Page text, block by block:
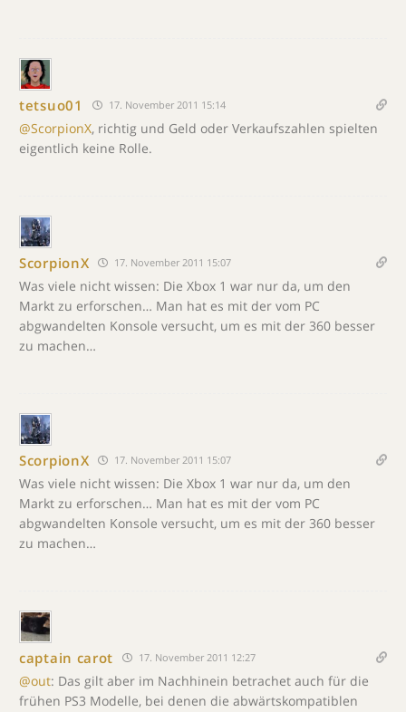
tetsuo01 17. November 2011 15:14
@ScorpionX, richtig und Geld oder Verkaufszahlen spielten
eigentlich keine Rolle.
ScorpionX 17. November 2011 15:07
Was viele nicht wissen: Die Xbox 1 war nur da, um den
Markt zu erforschen… Man hat es mit der vom PC
abgwandelten Konsole versucht, um es mit der 360 besser
zu machen…
ScorpionX 17. November 2011 15:07
Was viele nicht wissen: Die Xbox 1 war nur da, um den
Markt zu erforschen… Man hat es mit der vom PC
abgwandelten Konsole versucht, um es mit der 360 besser
zu machen…
captain carot 17. November 2011 12:27
@out: Das gilt aber im Nachhinein betrachet auch für die
frühen PS3 Modelle, bei denen die abwärtskompatiblen